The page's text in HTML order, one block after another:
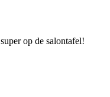
op de salontafel!